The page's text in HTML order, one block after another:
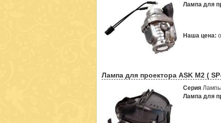
Лампа для
Наша цена:
Лампа для проектора ASK M2 (
Серия
Лампа для